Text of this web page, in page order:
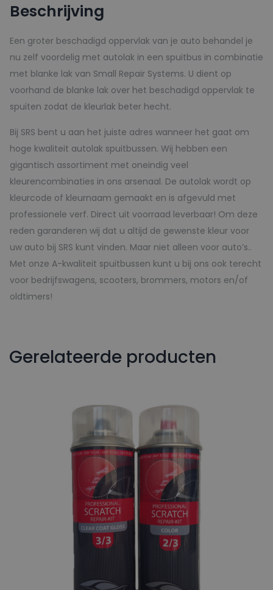
aantal
Beschrijving
Een groter beschadigd oppervlak van je auto behandel je
nu zelf voordelig met autolak in een spuitbus in combinatie
met blanke lak van Small Repair Systems. U dient op
voorhand de blanke lak over het beschadigd oppervlak te
spuiten zodat de kleurlak beter hecht.
Bij SRS bent u aan het juiste adres wanneer het gaat om
hoge kwaliteit autolak spuitbussen. Wij hebben een
gigantisch assortiment met oneindig veel
kleurencombinaties in ons arsenaal. De autolak wordt op
kleurcode of kleurnaam gemaakt en is afgevuld met
professionele verf. Direct uit voorraad leverbaar! Om deze
reden garanderen wij dat u altijd de gewenste kleur voor
uw auto bij SRS kunt vinden. Maar niet alleen voor auto’s..
Met onze A-kwaliteit spuitbussen kunt u bij ons ook terecht
voor bedrijfswagens, scooters, brommers, motors en/of
oldtimers!
Gerelateerde producten